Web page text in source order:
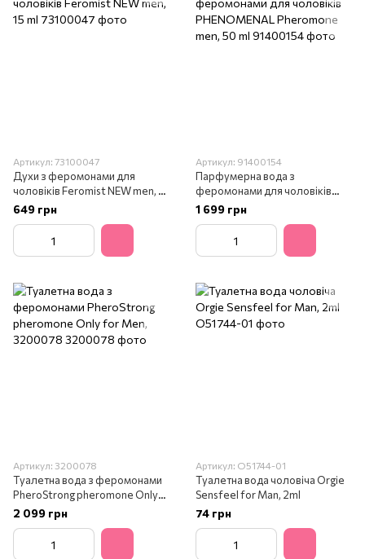
Артикул: 73100047
Духи з феромонами для
чоловіків Feromist NEW men, 15
ml
649 грн
Артикул: 91400154
Парфумерна вода з
феромонами для чоловіків
PHENOMENAL Pheromone men,
1 699 грн
Артикул: 3200078
Туалетна вода з феромонами
PheroStrong pheromone Only
for Мen, 3200078
2 099 грн
Артикул: O51744-01
Туалетна вода чоловіча Orgie
Sensfeel for Man, 2ml
74 грн